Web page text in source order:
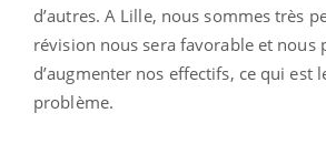
d’autres. A Lille, nous sommes très
révision nous sera favorable et nous
d’augmenter nos effectifs, ce qui est
problème.